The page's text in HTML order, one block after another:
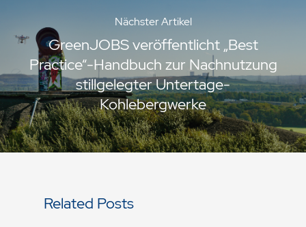
Nächster Artikel
GreenJOBS veröffentlicht „Best
Practice“-Handbuch zur Nachnutzung
stillgelegter Untertage-
Kohlebergwerke
Related Posts